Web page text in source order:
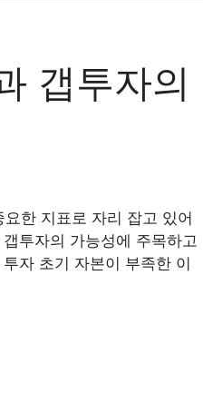
갭투자의
한 지표로 자리 잡고 있어
투자의 가능성에 주목하고
자 초기 자본이 부족한 이